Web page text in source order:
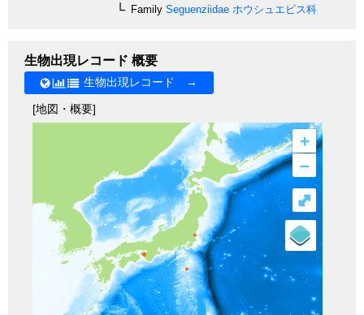
Family Seguenziidae ホウシュエビス科
生物出現レコード 概要
生物出現レコード →
[地図・概要]
+
–
⤢